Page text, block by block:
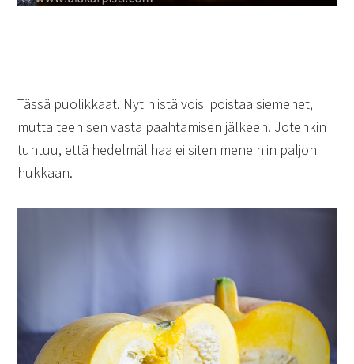
Tässä puolikkaat. Nyt niistä voisi poistaa siemenet,
mutta teen sen vasta paahtamisen jälkeen. Jotenkin
tuntuu, että hedelmälihaa ei siten mene niin paljon
hukkaan.